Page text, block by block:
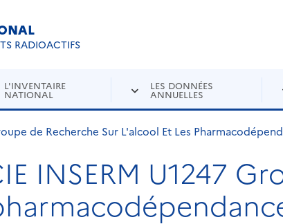
RADIOACTIFS
L'INVENTAIRE
NATIONAL
LES DONNÉES
ANNUELLES
de Recherche Sur L'alcool Et Les
INSERM U1247